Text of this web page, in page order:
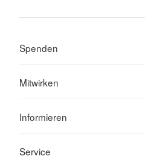
Spenden
Mitwirken
Informieren
Service